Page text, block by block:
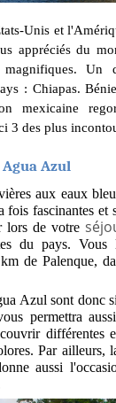
Unis et
appréciés du
Un
: Chiapas.
mexicaine
3 des plus
Azul
aux eaux
fois fascinantes et
lors de votre
du pays. Vous
de Palenque,
Azul sont donc
permettra
différentes
Par ailleurs,
aussi